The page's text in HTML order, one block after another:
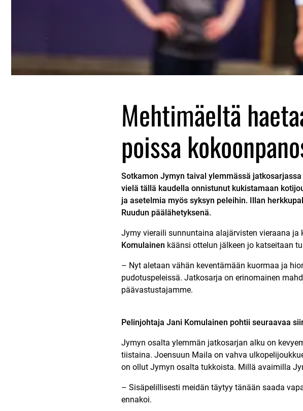
Mehtimäeltä
poissa
Sotkamon Jymyn taival ylemmässä
vielä tällä kaudella onnistunut kukistamaan
ja asetelmia myös syksyn peleihin. Illan
Ruudun päälähetyksenä.
Jymy vieraili sunnuntaina alajärvisten vieraana
Komulainen käänsi ottelun jälkeen jo katseitaan
– Nyt aletaan vähän keventämään kuormaa ja
pudotuspeleissä. Jatkosarja on erinomainen
päävastustajamme.
Pelinjohtaja Jani Komulainen pohtii seuraavaa
Jymyn osalta ylemmän jatkosarjan alku on
tiistaina. Joensuun Maila on vahva
on ollut Jymyn osalta tukkoista. Millä avaimilla
– Sisäpelillisesti meidän täytyy tänään saada
ennakoi.